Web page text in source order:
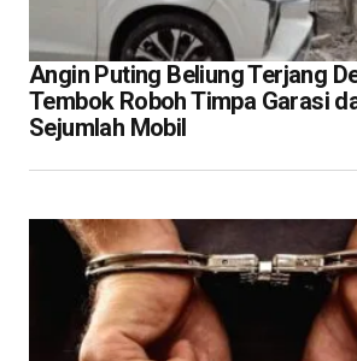
Angin Puting Beliung Terjang
Tembok Roboh Timpa Garasi
Sejumlah Mobil